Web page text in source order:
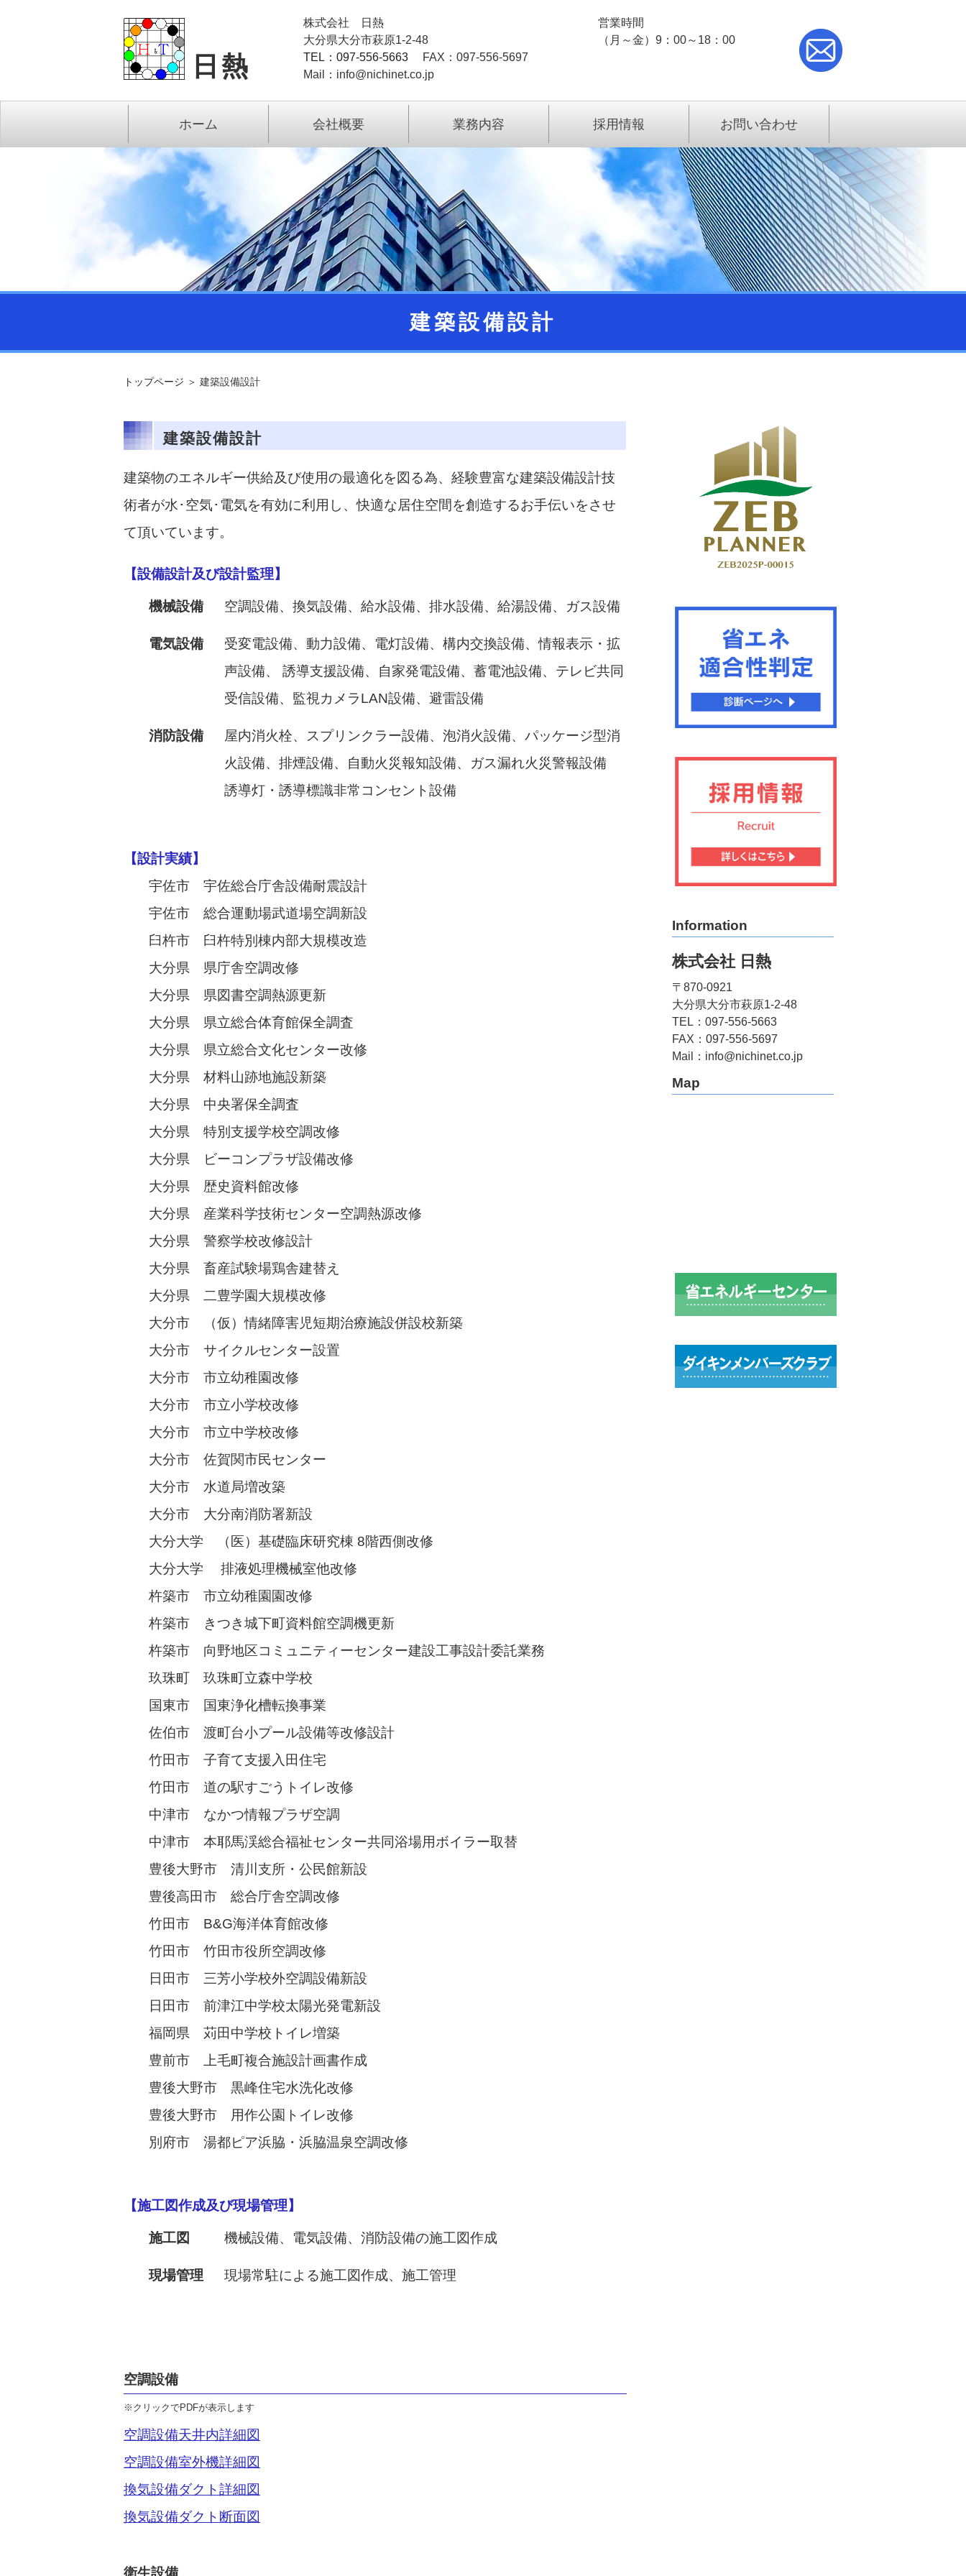
日熱
株式会社 日熱
大分県大分市萩原1-2-48
TEL：097-556-5663 FAX：097-556-5697
Mail：info@nichinet.co.jp
営業時間
（月～金）9：00～18：00
ホーム 会社概要 業務内容 採用情報 お問い合わせ
建築設備設計
トップページ ＞ 建築設備設計
建築設備設計
建築物のエネルギー供給及び使用の最適化を図る為、経験豊富な建築設備設計技
術者が水･空気･電気を有効に利用し、快適な居住空間を創造するお手伝いをさせ
て頂いています。
【設備設計及び設計監理】
機械設備 空調設備、換気設備、給水設備、排水設備、給湯設備、ガス設備
電気設備
受変電設備、動力設備、電灯設備、構内交換設備、情報表示・拡
声設備、 誘導支援設備、自家発電設備、蓄電池設備、テレビ共同
受信設備、監視カメラLAN設備、避雷設備
消防設備
屋内消火栓、スプリンクラー設備、泡消火設備、パッケージ型消
火設備、排煙設備、自動火災報知設備、ガス漏れ火災警報設備
誘導灯・誘導標識非常コンセント設備
【設計実績】
宇佐市 宇佐総合庁舎設備耐震設計
宇佐市 総合運動場武道場空調新設
臼杵市 臼杵特別棟内部大規模改造
大分県 県庁舎空調改修
大分県 県図書空調熱源更新
大分県 県立総合体育館保全調査
大分県 県立総合文化センター改修
大分県 材料山跡地施設新築
大分県 中央署保全調査
大分県 特別支援学校空調改修
大分県 ビーコンプラザ設備改修
大分県 歴史資料館改修
大分県 産業科学技術センター空調熱源改修
大分県 警察学校改修設計
大分県 畜産試験場鶏舎建替え
大分県 二豊学園大規模改修
大分市 （仮）情緒障害児短期治療施設併設校新築
大分市 サイクルセンター設置
大分市 市立幼稚園改修
大分市 市立小学校改修
大分市 市立中学校改修
大分市 佐賀関市民センター
大分市 水道局増改築
大分市 大分南消防署新設
大分大学 （医）基礎臨床研究棟 8階西側改修
大分大学 排液処理機械室他改修
杵築市 市立幼稚園園改修
杵築市 きつき城下町資料館空調機更新
杵築市 向野地区コミュニティーセンター建設工事設計委託業務
玖珠町 玖珠町立森中学校
国東市 国東浄化槽転換事業
佐伯市 渡町台小プール設備等改修設計
竹田市 子育て支援入田住宅
竹田市 道の駅すごうトイレ改修
中津市 なかつ情報プラザ空調
中津市 本耶馬渓総合福祉センター共同浴場用ボイラー取替
豊後大野市 清川支所・公民館新設
豊後高田市 総合庁舎空調改修
竹田市 B&G海洋体育館改修
竹田市 竹田市役所空調改修
日田市 三芳小学校外空調設備新設
日田市 前津江中学校太陽光発電新設
福岡県 苅田中学校トイレ増築
豊前市 上毛町複合施設計画書作成
豊後大野市 黒峰住宅水洗化改修
豊後大野市 用作公園トイレ改修
別府市 湯都ピア浜脇・浜脇温泉空調改修
【施工図作成及び現場管理】
施工図 機械設備、電気設備、消防設備の施工図作成
現場管理 現場常駐による施工図作成、施工管理
空調設備
※クリックでPDFが表示します
空調設備天井内詳細図
空調設備室外機詳細図
換気設備ダクト詳細図
換気設備ダクト断面図
衛生設備
Information
株式会社 日熱
〒870-0921
大分県大分市萩原1-2-48
TEL：097-556-5663
FAX：097-556-5697
Mail：info@nichinet.co.jp
Map